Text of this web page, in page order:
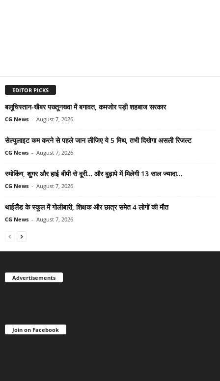
EDITOR PICKS
बलूचिस्तान-खैबर पख्तूनख्वा में बगावत, कमजोर पड़ी शहबाज सरकार
CG News - August 7, 2026
सेल्युलाइट कम करने से पहले जान लीजिए ये 5 मिथ, तभी दिखेगा असली रिजल्ट
CG News - August 7, 2026
स्मोकिंग, शुगर और हाई बीपी से दूरी… और बुढ़ापे में मिलेगी 13 साल ज्यादा...
CG News - August 7, 2026
थाईलैंड के स्कूल में गोलीबारी, शिक्षक और छात्र समेत 4 लोगों की मौत
CG News - August 7, 2026
Advertisements
Join on Facebook